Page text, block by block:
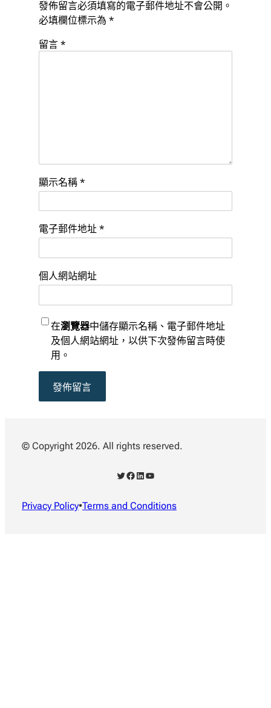
發佈留言必須填寫的電子郵件地址不會公開。
必填欄位標示為 *
留言 *
顯示名稱 *
電子郵件地址 *
個人網站網址
在瀏覽器中儲存顯示名稱、電子郵件地址
及個人網站網址，以供下次發佈留言時使
用。
© Copyright 2026. All rights reserved.
X Facebook LinkedIn YouTube
Privacy Policy•Terms and Conditions